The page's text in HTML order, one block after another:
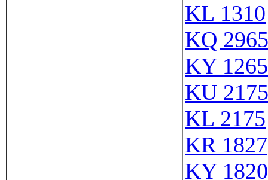
KL 1310
KQ 2965
KY 1265
KU 2175
KL 2175
KR 1827
KY 1820